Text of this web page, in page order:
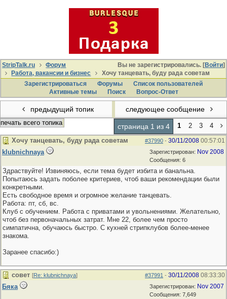
Вы не зарегистрировались. [Войти]
StripTalk.ru
Форум
Работа, вакансии и бизнес
Хочу танцевать, буду рада советам
Зарегистрироваться
Форумы
Список пользователей
Активные темы
Поиcк Вопрос-Ответ
предыдущий топик следующее сообщение
печать всего топика страница 1 из 4 1 2 3 4
#37990 - 30/11/2008 00:57:01
Хочу танцевать, буду рада советам
Зарегистрирован: Nov 2008
Сообщения: 6
klubnichnaya
Здраствуйте! Извиняюсь, если тема будет избита и банальна.
Попытаюсь задать поболее критериев, чтоб ваши рекомендации были
конкретными.
Есть свободное время и огромное желание танцевать.
Работа: пт, сб, вс.
Клуб с обучением. Работа с приватами и увольнениями. Желательно,
чтоб без первоначальных затрат. Мне 22, более чем просто
симпатична, обучаюсь быстро. С кухней стрипклубов более-менее
знакома.
Заранее спасибо:)
#37991 - 30/11/2008 08:33:30
совет [Re: klubnichnaya]
Зарегистрирован: Nov 2007
Сообщения: 7,649
Бяка